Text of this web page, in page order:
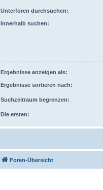
Unterforen durchsuchen:
Innerhalb suchen:
Ergebnisse anzeigen als:
Ergebnisse sortieren nach:
Suchzeitraum begrenzen:
Die ersten:
Foren-Übersicht